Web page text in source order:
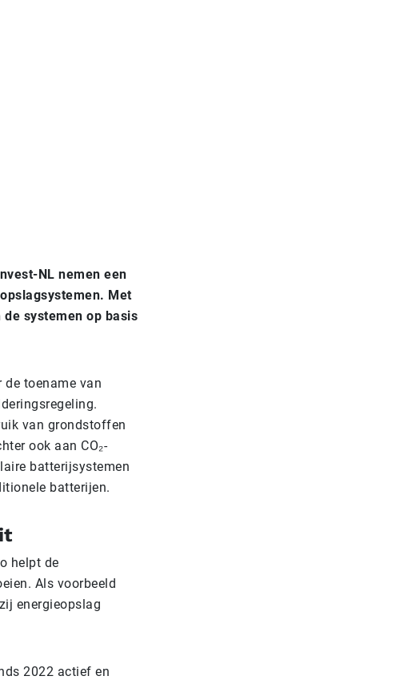
NL nemen een
Met
systemen op basis
de toename van
van grondstoffen
ook aan CO₂-
batterijsystemen
batterijen.
helpt de
Als voorbeeld
energieopslag
2022 actief en